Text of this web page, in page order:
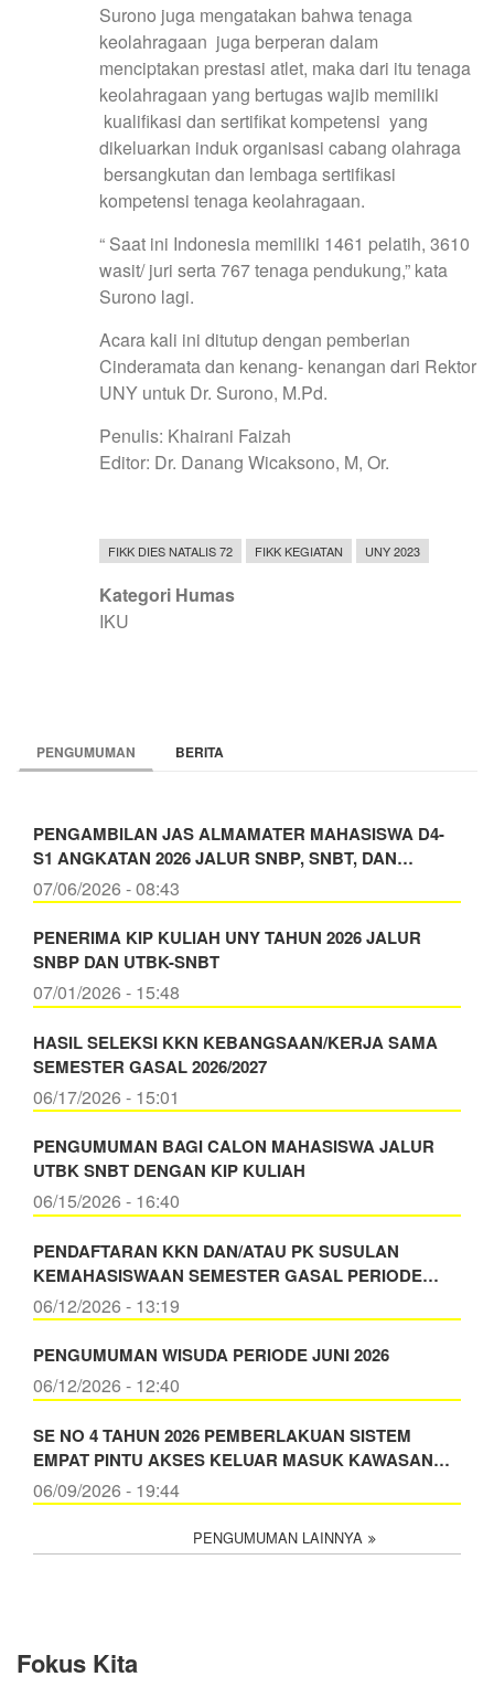
Surono juga mengatakan bahwa tenaga
keolahragaan juga berperan dalam
menciptakan prestasi atlet, maka dari itu tenaga
keolahragaan yang bertugas wajib memiliki
kualifikasi dan sertifikat kompetensi yang
dikeluarkan induk organisasi cabang olahraga
bersangkutan dan lembaga sertifikasi
kompetensi tenaga keolahragaan.
“ Saat ini Indonesia memiliki 1461 pelatih, 3610
wasit/ juri serta 767 tenaga pendukung,” kata
Surono lagi.
Acara kali ini ditutup dengan pemberian
Cinderamata dan kenang- kenangan dari Rektor
UNY untuk Dr. Surono, M.Pd.
Penulis: Khairani Faizah
Editor: Dr. Danang Wicaksono, M, Or.
FIKK DIES NATALIS 72 FIKK KEGIATAN UNY 2023
Kategori Humas
IKU
PENGUMUMAN BERITA
PENGAMBILAN JAS ALMAMATER MAHASISWA D4-
S1 ANGKATAN 2026 JALUR SNBP, SNBT, DAN…
07/06/2026 - 08:43
PENERIMA KIP KULIAH UNY TAHUN 2026 JALUR
SNBP DAN UTBK-SNBT
07/01/2026 - 15:48
HASIL SELEKSI KKN KEBANGSAAN/KERJA SAMA
SEMESTER GASAL 2026/2027
06/17/2026 - 15:01
PENGUMUMAN BAGI CALON MAHASISWA JALUR
UTBK SNBT DENGAN KIP KULIAH
06/15/2026 - 16:40
PENDAFTARAN KKN DAN/ATAU PK SUSULAN
KEMAHASISWAAN SEMESTER GASAL PERIODE…
06/12/2026 - 13:19
PENGUMUMAN WISUDA PERIODE JUNI 2026
06/12/2026 - 12:40
SE NO 4 TAHUN 2026 PEMBERLAKUAN SISTEM
EMPAT PINTU AKSES KELUAR MASUK KAWASAN…
06/09/2026 - 19:44
PENGUMUMAN LAINNYA
Fokus Kita